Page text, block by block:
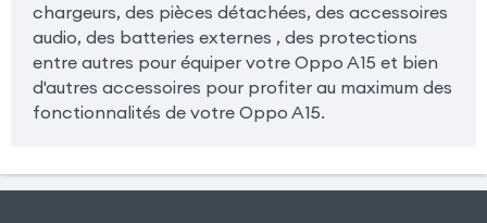
chargeurs, des pièces détachées, des accessoires
audio, des batteries externes , des protections
entre autres pour équiper votre Oppo A15 et bien
d'autres accessoires pour profiter au maximum des
fonctionnalités de votre Oppo A15.